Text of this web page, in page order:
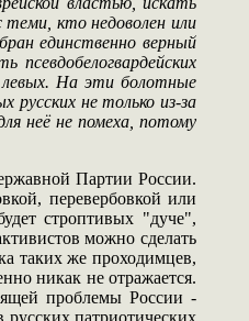
кто недоволен или
единственно верный
левых. На эти болотные
русских не только из-за
неё не помеха, потому
Партии России.
перевербовкой или
строптивых "дуче",
можно сделать
таких же проходимцев,
никак не отражается.
проблемы России -
патриотических